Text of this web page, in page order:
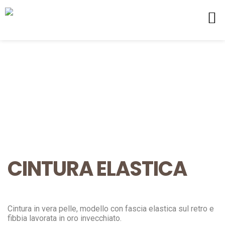
CINTURA ELASTICA
Cintura in vera pelle, modello con fascia elastica sul retro e
fibbia lavorata in oro invecchiato.